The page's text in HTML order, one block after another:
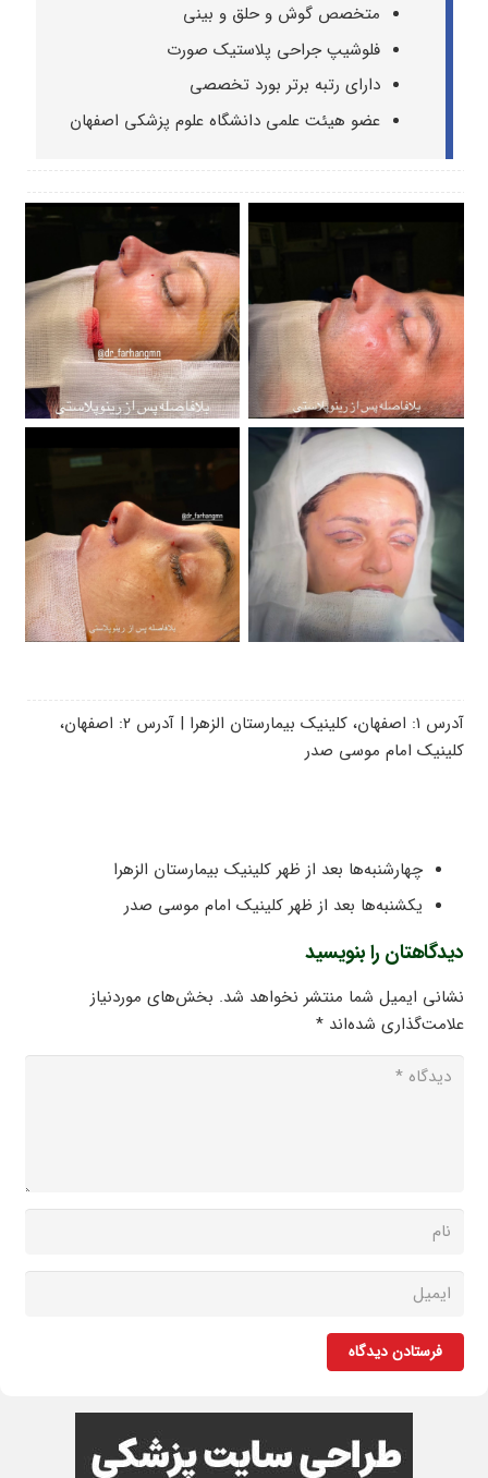
متخصص گوش و حلق و بینی
فلوشیپ جراحی پلاستیک صورت
دارای رتبه برتر بورد تخصصی
عضو هیئت علمی دانشگاه علوم پزشکی اصفهان
آدرس ۱: اصفهان، کلینیک بیمارستان الزهرا | آدرس ۲: اصفهان،
کلینیک امام موسی صدر
چهارشنبه‌ها بعد از ظهر کلینیک بیمارستان الزهرا
یکشنبه‌ها بعد از ظهر کلینیک امام موسی صدر
دیدگاهتان را بنویسید
نشانی ایمیل شما منتشر نخواهد شد. بخش‌های موردنیاز
علامت‌گذاری شده‌اند*
فرستادن دیدگاه